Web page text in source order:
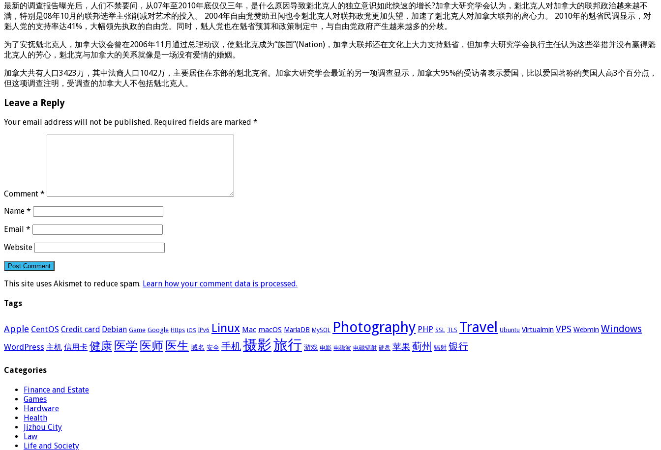
最新的调查报告曝光后，人们不禁要问，从07年至2010年底仅仅三年，是什么原因导致魁北克人的独立意识如此快速的增长?加拿大研究学会认为，魁北克人对加拿大的联邦政治越来越不
满，特别是08年10月的联邦选举主张削减对艺术的投入。 2004年自由党赞助丑闻也令魁北克人对联邦政党更加失望，加速了魁北克人对加拿大联邦的离心力。 2010年的魁省民调显示，对
魁人党的支持率达41%，大幅领先执政的自由党。同时，魁人党也在魁省预算和政策制定中，与自由党政府产生越来越多的分歧。
为了安抚魁北克人，加拿大议会曾在2006年11月通过总理动议，使魁北克成为“族国”(Nation)，加拿大联邦还在文化上大力支持魁省，但加拿大研究学会执行主任认为这些举措并没有赢得魁
北克人的芳心，魁北克与加拿大的关系就像是一场没有爱情的婚姻。
加拿大共有人口3423万，其中法裔人口1042万，主要居住在东部的魁北克省。加拿大研究学会最近的另一项调查显示，加拿大95%的受访者表示爱国，比以爱国著称的美国人高3个百分点，
但这项调查注明，受调查的加拿大人不包括魁北克人。
Leave a Reply
Your email address will not be published. Required fields are marked *
Comment *
Name *
Email *
Website
This site uses Akismet to reduce spam. Learn how your comment data is processed.
Tags
Apple CentOS Credit card Debian Game Google Https iOS IPv6 Linux Mac macOS MariaDB MySQL Photography PHP SSL TLS Travel Ubuntu Virtualmin VPS Webmin Windows
WordPress 主机 信用卡 健康 医学 医师 医生 域名 安全 手机摄影旅行 游戏 电影 电磁波 电磁辐射 硬盘 苹果 蓟州 辐射 银行
Categories
Finance and Estate
Games
Hardware
Health
Jizhou City
Law
Life and Society